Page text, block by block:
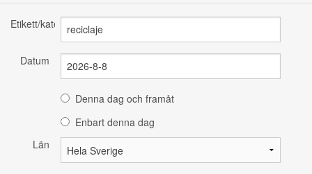
Etikett/kategori
Datum
Denna dag och framåt
Enbart denna dag
Län